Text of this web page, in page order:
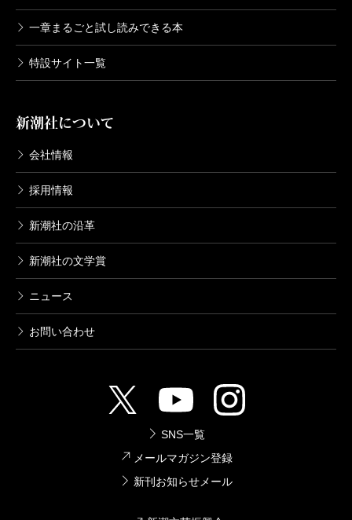
一章まるごと試し読みできる本
特設サイト一覧
新潮社について
会社情報
採用情報
新潮社の沿革
新潮社の文学賞
ニュース
お問い合わせ
SNS一覧
メールマガジン登録
新刊お知らせメール